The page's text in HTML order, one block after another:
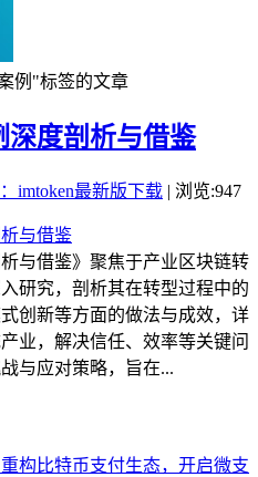
例"标签的文章
深度剖析与借鉴
imtoken最新版下载 | 浏览:947
与借鉴》聚焦于产业区块链转
研究，剖析其在转型过程中的
创新等方面的做法与成效，详
业，解决信任、效率等关键问
与应对策略，旨在...
构比特币支付生态，开启微支